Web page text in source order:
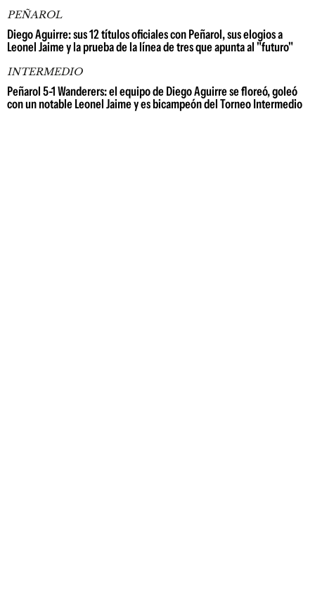
PEÑAROL
Diego Aguirre: sus 12 títulos oficiales con Peñarol, sus elogios a
Leonel Jaime y la prueba de la línea de tres que apunta al "futuro"
INTERMEDIO
Peñarol 5-1 Wanderers: el equipo de Diego Aguirre se floreó, goleó
con un notable Leonel Jaime y es bicampeón del Torneo Intermedio